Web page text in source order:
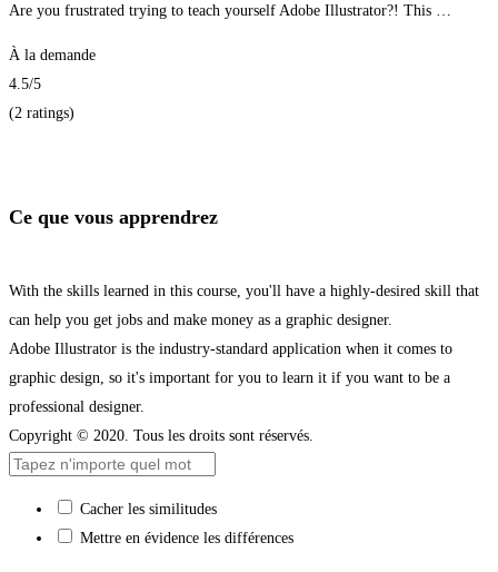
Are you frustrated trying to teach yourself Adobe Illustrator?! This …
À la demande
4.5/5
(2 ratings)
Ce que vous apprendrez
With the skills learned in this course, you'll have a highly-desired skill that
can help you get jobs and make money as a graphic designer.
Adobe Illustrator is the industry-standard application when it comes to
graphic design, so it's important for you to learn it if you want to be a
professional designer.
Copyright © 2020. Tous les droits sont réservés.
Cacher les similitudes
Mettre en évidence les différences